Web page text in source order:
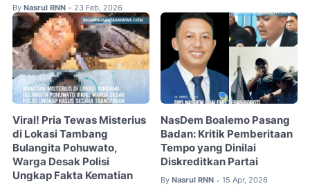
By Nasrul RNN • 23 Feb, 2026
Viral! Pria Tewas Misterius
di Lokasi Tambang
Bulangita Pohuwato,
Warga Desak Polisi
Ungkap Fakta Kematian
NasDem Boalemo Pasang
Badan: Kritik Pemberitaan
Tempo yang Dinilai
Diskreditkan Partai
By Nasrul RNN • 15 Apr, 2026